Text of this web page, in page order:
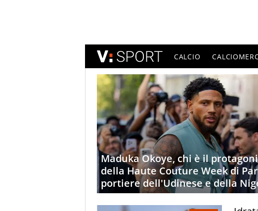
CALCIO
Maduka Okoye, chi è il
della Haute Couture Week di
portiere dell'Udinese e della